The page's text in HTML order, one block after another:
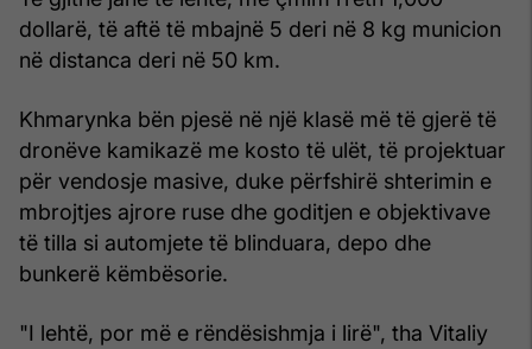
dollarë, të aftë të mbajnë 5 deri në 8 kg municion
në distanca deri në 50 km.
Khmarynka bën pjesë në një klasë më të gjerë të
dronëve kamikazë me kosto të ulët, të projektuar
për vendosje masive, duke përfshirë shterimin e
mbrojtjes ajrore ruse dhe goditjen e objektivave
të tilla si automjete të blinduara, depo dhe
bunkerë këmbësorie.
"I lehtë, por më e rëndësishmja i lirë", tha Vitaliy